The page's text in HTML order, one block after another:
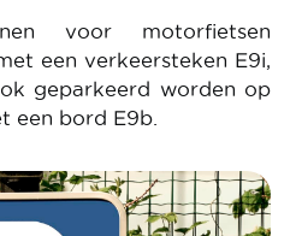
voor motorfietsen
een verkeersteken E9i,
geparkeerd worden op
een bord E9b.